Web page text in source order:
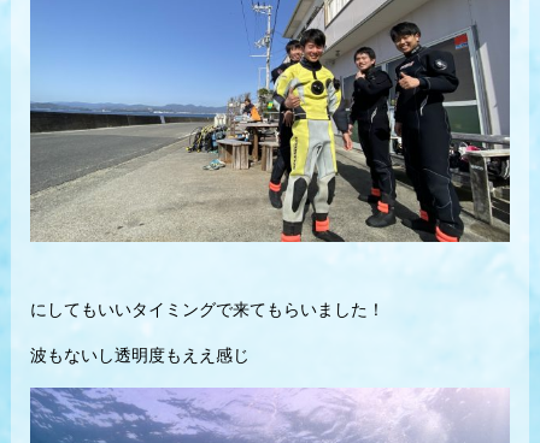
にしてもいいタイミングで来てもらいました！
波もないし透明度もええ感じ